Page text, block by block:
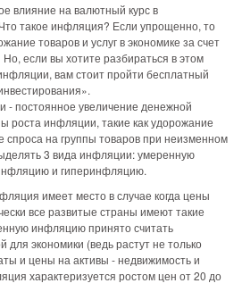
влияние на валютный курс в
такое инфляция? Если упрощенно, то
товаров и услуг в экономике за счет
если вы хотите разбираться в этом
вам стоит пройти бесплатный
- постоянное увеличение денежной
роста инфляции, такие как удорожание
спроса на группы товаров при неизменном
3 вида инфляции: умеренную
и гиперинфляцию.
имеет место в случае когда цены
все развитые страны имеют такие
инфляцию принято считать
экономики (ведь растут не только
и цены на активы - недвижимость и
характеризуется ростом цен от 20 до